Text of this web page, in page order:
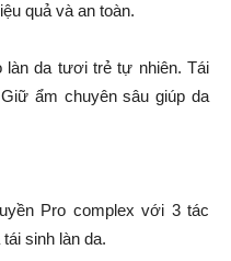
quả và an toàn.
làn da tươi trẻ tự nhiên. Tái
ẩm chuyên sâu giúp da
Pro complex với 3 tác
sinh làn da.